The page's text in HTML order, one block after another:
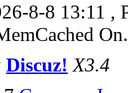
8-8 13:11 ,
On.
Discuz! X3.4